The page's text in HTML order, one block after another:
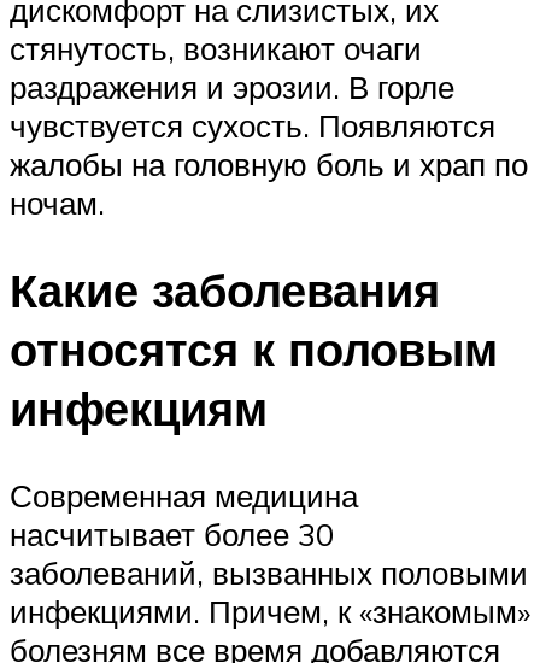
дискомфорт на слизистых, их
стянутость, возникают очаги
раздражения и эрозии. В горле
чувствуется сухость. Появляются
жалобы на головную боль и храп по
ночам.
Какие заболевания
относятся к половым
инфекциям
Современная медицина
насчитывает более 30
заболеваний, вызванных половыми
инфекциями. Причем, к «знакомым»
болезням все время добавляются